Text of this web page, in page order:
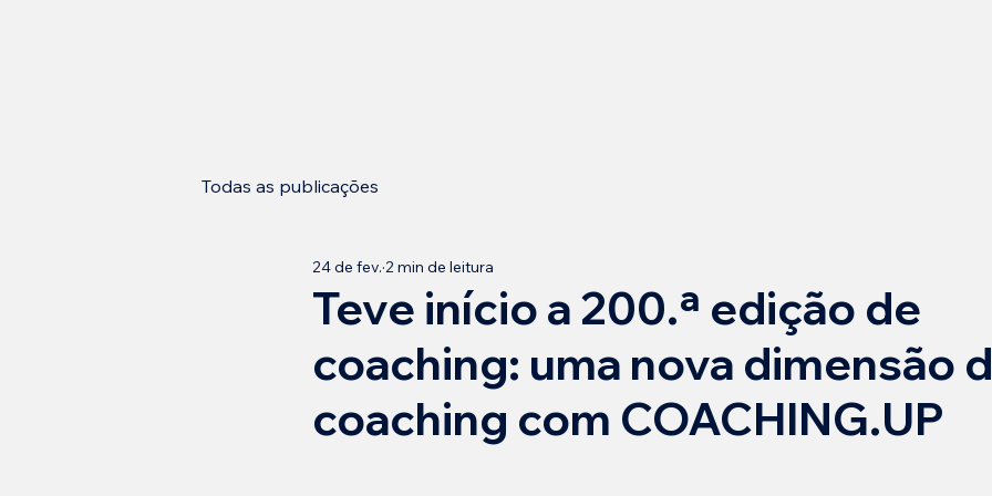
Todas as publicações
Teve início a 200.ª edição de
coaching: uma nova dimensão
coaching com COACHING.UP
24 de fev. 2 min de leitura